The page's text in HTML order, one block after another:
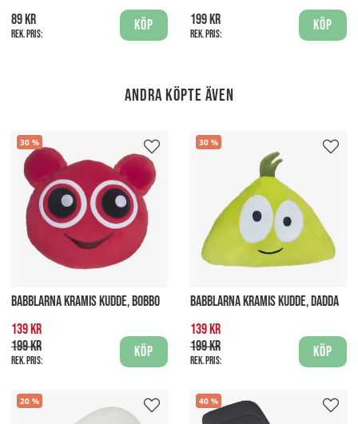
89 kr
Rek. pris:
Köp 199 kr
Rek. pris:
Köp
Andra köpte även
30
BABBLARNA KRAMIS KUDDE, BOBBO
139 kr
199 kr
Rek. pris:
Köp
30
BABBLARNA KRAMIS KUDDE, DADDA
139 kr
199 kr
Rek. pris:
Köp
20 40